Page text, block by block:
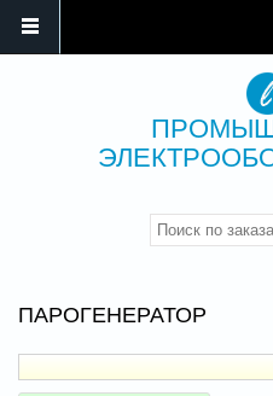
Введите
ПАРОГЕНЕРАТОР